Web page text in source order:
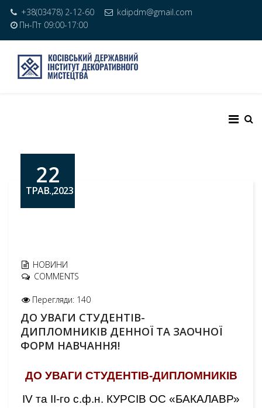
+38(03478) 2-12-60
kdipdm@gmail.com
Пн-Пт 09:00-17:00
22
ТРАВ.,2023
НОВИНИ
COMMENTS
Перегляди: 140
ДО УВАГИ СТУДЕНТІВ-
ДИПЛОМНИКІВ ДЕННОЇ ТА ЗАОЧНОЇ
ФОРМ НАВЧАННЯ!
ДО УВАГИ СТУДЕНТІВ-ДИПЛОМНИКІВ
IV та ІІ-го с.ф.н. КУРСІВ ОС «БАКАЛАВР»